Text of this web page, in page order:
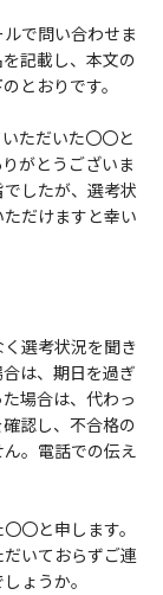
で問い合わせま
記載し、本文の
とおりです。
ただいた〇〇と
がとうございま
したが、選考状
だけますと幸い
選考状況を聞き
は、期日を過ぎ
場合は、代わっ
認し、不合格の
。電話での伝え
〇と申します。
いておらずご連
ょうか。